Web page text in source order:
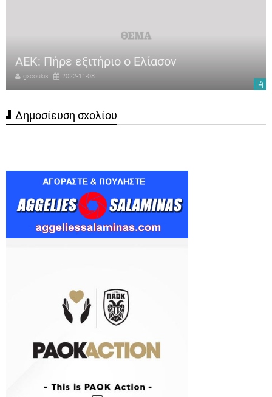
ΑΕΚ: Πήρε εξιτήριο ο Ελίασον
gxcoukis 2022-11-08
Δημοσίευση σχολίου